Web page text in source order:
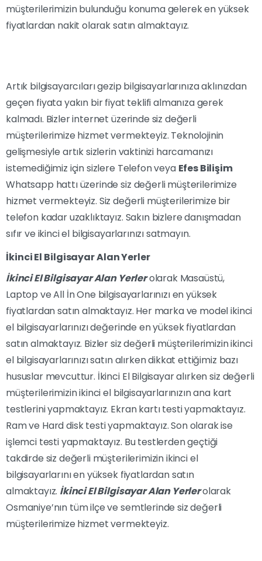
müşterilerimizin bulunduğu konuma gelerek en yüksek
fiyatlardan nakit olarak satın almaktayız.
Artık bilgisayarcıları gezip bilgisayarlarınıza aklınızdan
geçen fiyata yakın bir fiyat teklifi almanıza gerek
kalmadı. Bizler internet üzerinde siz değerli
müşterilerimize hizmet vermekteyiz. Teknolojinin
gelişmesiyle artık sizlerin vaktinizi harcamanızı
istemediğimiz için sizlere Telefon veya Efes Bilişim
Whatsapp hattı üzerinde siz değerli müşterilerimize
hizmet vermekteyiz. Siz değerli müşterilerimize bir
telefon kadar uzaklıktayız. Sakın bizlere danışmadan
sıfır ve ikinci el bilgisayarlarınızı satmayın.
İkinci El Bilgisayar Alan Yerler
İkinci El Bilgisayar Alan Yerlerolarak Masaüstü,
Laptop ve All İn One bilgisayarlarınızı en yüksek
fiyatlardan satın almaktayız. Her marka ve model ikinci
el bilgisayarlarınızı değerinde en yüksek fiyatlardan
satın almaktayız. Bizler siz değerli müşterilerimizin ikinci
el bilgisayarlarınızı satın alırken dikkat ettiğimiz bazı
hususlar mevcuttur. İkinci El Bilgisayar alırken siz değerli
müşterilerimizin ikinci el bilgisayarlarınızın ana kart
testlerini yapmaktayız. Ekran kartı testi yapmaktayız.
Ram ve Hard disk testi yapmaktayız. Son olarak ise
işlemci testi yapmaktayız. Bu testlerden geçtiği
takdirde siz değerli müşterilerimizin ikinci el
bilgisayarlarını en yüksek fiyatlardan satın
almaktayız. İkinci El Bilgisayar Alan Yerlerolarak
Osmaniye’nın tüm ilçe ve semtlerinde siz değerli
müşterilerimize hizmet vermekteyiz.